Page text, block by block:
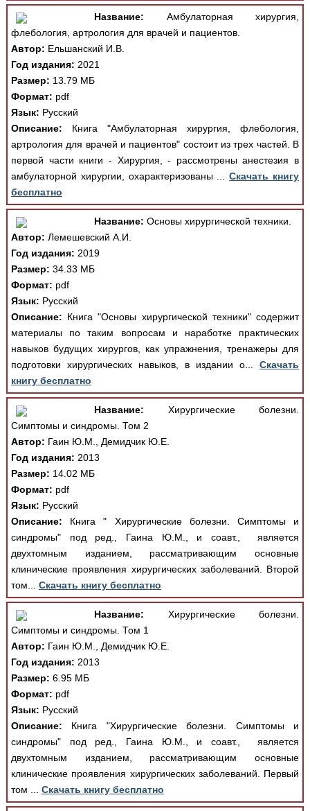
Название: Амбулаторная хирургия,
флебология, артрология для врачей и пациентов.
Автор: Ельшанский И.В.
Год издания: 2021
Размер: 13.79 МБ
Формат: pdf
Язык: Русский
Описание: Книга "Амбулаторная хирургия, флебология,
артрология для врачей и пациентов" состоит из трех частей. В
первой части книги - Хирургия, - рассмотрены анестезия в
амбулаторной хирургии, охарактеризованы ...Скачать книгу
бесплатно
Название: Основы хирургической техники.
Автор: Лемешевский А.И.
Год издания: 2019
Размер: 34.33 МБ
Формат: pdf
Язык: Русский
Описание: Книга "Основы хирургической техники" содержит
материалы по таким вопросам и наработке практических
навыков будущих хирургов, как упражнения, тренажеры для
подготовки хирургических навыков, в издании о...Скачать
книгу бесплатно
Название: Хирургические болезни.
Симптомы и синдромы. Том 2
Автор: Гаин Ю.М., Демидчик Ю.Е.
Год издания: 2013
Размер: 14.02 МБ
Формат: pdf
Язык: Русский
Описание: Книга " Хирургические болезни. Симптомы и
синдромы" под ред., Гаина Ю.М., и соавт., является
двухтомным изданием, рассматривающим основные
клинические проявления хирургических заболеваний. Второй
том... Скачать книгу бесплатно
Название: Хирургические болезни.
Симптомы и синдромы. Том 1
Автор: Гаин Ю.М., Демидчик Ю.Е.
Год издания: 2013
Размер: 6.95 МБ
Формат: pdf
Язык: Русский
Описание: Книга "Хирургические болезни. Симптомы и
синдромы" под ред., Гаина Ю.М., и соавт., является
двухтомным изданием, рассматривающим основные
клинические проявления хирургических заболеваний. Первый
том ... Скачать книгу бесплатно